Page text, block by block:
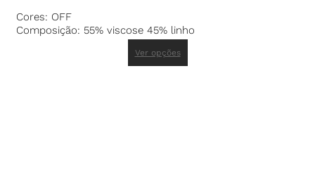
Cores: OFF
Composição: 55% viscose 45% linho
Ver opções